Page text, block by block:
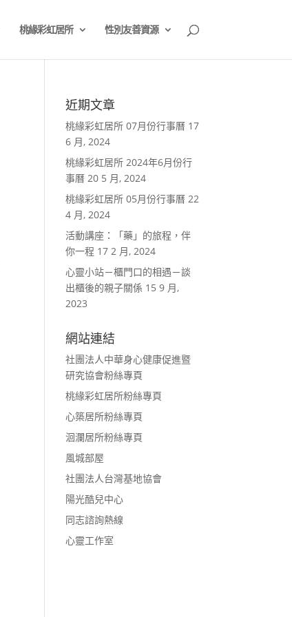
桃緣彩虹居所 性別友善資源
近期文章
桃緣彩虹居所 07月份行事曆 17
6 月, 2024
桃緣彩虹居所 2024年6月份行
事曆 20 5 月, 2024
桃緣彩虹居所 05月份行事曆 22
4 月, 2024
活動講座：「藥」的旅程，伴
你一程 17 2 月, 2024
心靈小站－櫃門口的相遇－談
出櫃後的親子關係 15 9 月,
2023
網站連結
社團法人中華身心健康促進暨
研究協會粉絲專頁
桃緣彩虹居所粉絲專頁
心築居所粉絲專頁
洄瀾居所粉絲專頁
風城部屋
社團法人台灣基地協會
陽光酷兒中心
同志諮詢熱線
心靈工作室